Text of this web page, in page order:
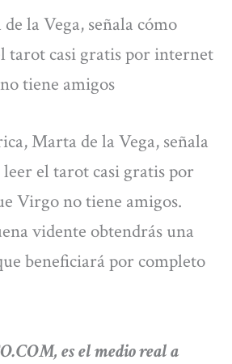
la Vega, señala cómo
tarot casi gratis por internet
tiene amigos
Marta de la Vega, señala
el tarot casi gratis por
Virgo no tiene amigos.
vidente obtendrás una
beneficiará por completo
es el medio real a